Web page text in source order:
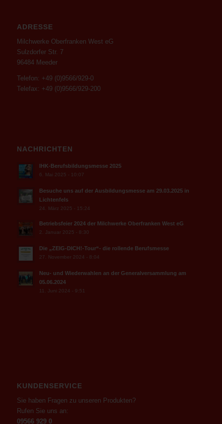
ADRESSE
Milchwerke Oberfranken West eG
Sulzdorfer Str. 7
96484 Meeder
Telefon: +49 (0)9566/929-0
Telefax: +49 (0)9566/929-200
NACHRICHTEN
IHK-Berufsbildungsmesse 2025
6. Mai 2025 - 10:07
Besuche uns auf der Ausbildungsmesse am 29.03.2025 in
Lichtenfels
24. März 2025 - 15:24
Betriebsfeier 2024 der Milchwerke Oberfranken West eG
2. Januar 2025 - 8:30
Die „ZEIG-DICH!-Tour“- die rollende Berufsmesse
27. November 2024 - 8:04
Neu- und Wiederwahlen an der Generalversammlung am
05.06.2024
11. Juni 2024 - 9:51
KUNDENSERVICE
Sie haben Fragen zu unseren Produkten?
Rufen Sie uns an:
09566 929 0